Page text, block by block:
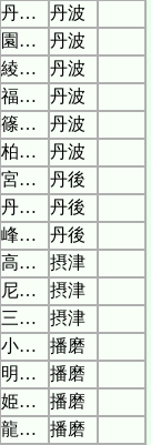
丹波亀山城
丹波
園部城
丹波
綾部陣屋
丹波
福知山城
丹波
篠山城
丹波
柏原陣屋
丹波
宮津城
丹後
丹後田辺城
丹後
峰山陣屋
丹後
高槻城
摂津
尼崎城
摂津
三田城
摂津
小野陣屋
播磨
明石城
播磨
姫路城
播磨
龍野城
播磨